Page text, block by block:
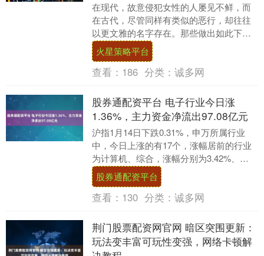
在现代，故意侵犯女性的人屡见不鲜，而
在古代，尽管同样有类似的恶行，却往往
以更文雅的名字存在。那些做出如此下三
滥行为的人，多数被记载在野史中，尤其
是高官富人，饭足....
火星策略平台
查看： 186 分类： 诚多网
股券通配资平台 电子行业今日涨
1.36%，主力资金净流出97.08亿元
沪指1月14日下跌0.31%，申万所属行业
中，今日上涨的有17个，涨幅居前的行业
为计算机、综合，涨幅分别为3.42%、
2.90%。电子行业今日上涨1.36%。跌....
股券通配资平台
查看： 130 分类： 诚多网
荆门股票配资网官网 暗区突围更新：
玩法变丰富可玩性变强，网络卡顿解